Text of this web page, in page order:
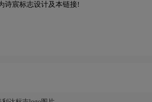
诗宸标志设计及本链接!